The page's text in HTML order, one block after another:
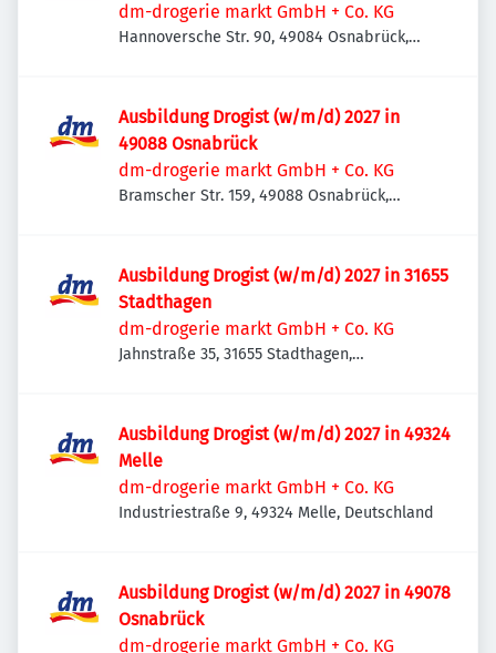
dm-drogerie markt GmbH + Co. KG
Hannoversche Str. 90, 49084 Osnabrück,
Ausbildung Drogist (w/m/d) 2027 in
49088 Osnabrück
dm-drogerie markt GmbH + Co. KG
Bramscher Str. 159, 49088 Osnabrück,
Ausbildung Drogist (w/m/d) 2027 in 31655
Stadthagen
dm-drogerie markt GmbH + Co. KG
Jahnstraße 35, 31655 Stadthagen,
Ausbildung Drogist (w/m/d) 2027 in 49324
Melle
dm-drogerie markt GmbH + Co. KG
Industriestraße 9, 49324 Melle, Deutschland
Ausbildung Drogist (w/m/d) 2027 in 49078
Osnabrück
dm-drogerie markt GmbH + Co. KG